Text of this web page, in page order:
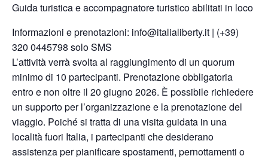
Guida turistica e accompagnatore turistico abilitati in loco
Informazioni e prenotazioni: info@italialiberty.it | (+39)
320 0445798 solo SMS
L’attività verrà svolta al raggiungimento di un quorum
minimo di 10 partecipanti. Prenotazione obbligatoria
entro e non oltre il 20 giugno 2026. È possibile richiedere
un supporto per l’organizzazione e la prenotazione del
viaggio. Poiché si tratta di una visita guidata in una
località fuori Italia, i partecipanti che desiderano
assistenza per pianificare spostamenti, pernottamenti o